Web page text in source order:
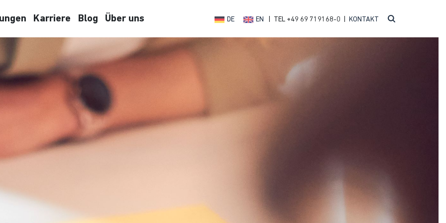
Karriere Blog Über uns DE EN | TEL +49 69 719168-0 | KONTAKT